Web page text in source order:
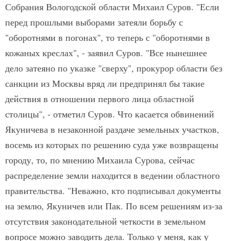
Собрания Вологодской области Михаил Суров. "Если
перед прошлыми выборами затеяли борьбу с
"оборотнями в погонах", то теперь с "оборотнями в
кожаных креслах", - заявил Суров. "Все нынешнее
дело затеяно по указке "сверху", прокурор области без
санкции из Москвы вряд ли предпринял бы такие
действия в отношении первого лица областной
столицы", - отметил Суров. Что касается обвинений
Якуничева в незаконной раздаче земельных участков,
восемь из которых по решению суда уже возвращены
городу, то, по мнению Михаила Сурова, сейчас
распределение земли находится в ведении областного
правительства. "Неважно, кто подписывал документы
на землю, Якуничев или Пак. По всем решениям из-за
отсутствия законодательной четкости в земельном
вопросе можно заводить дела. Только у меня, как у